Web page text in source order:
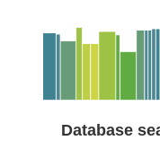
Database